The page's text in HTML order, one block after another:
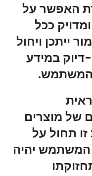
האפשר על
ככל
ייתכן ויחול
דיוק במידע
המשתמש.
של מוצרים
תחול על
יהיה